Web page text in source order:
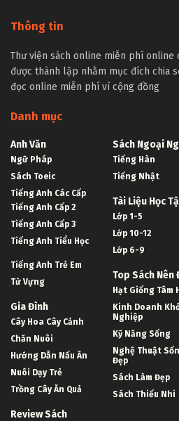
Thông tin
Thư viện sách online miễn phí online
được thành lập nhằm mục đích chia
đọc online miễn phí vì cộng đồng
Danh mục
Anh Văn
Ngữ Pháp
Sách Toeic
Tiếng Anh Các Cấp
Tiếng Anh Cấp 2
Tiếng Anh Cấp 3
Tiếng Anh Tiểu Học
Tiếng Anh Trẻ Em
Từ Vựng
Gia Đình
Cây Hoa Cây Cảnh
Chăn Nuôi
Hướng Dẫn Nấu Ăn
Nuôi Dạy Trẻ
Trồng Cây Ăn Quả
Review Sách
Sách Ngoại
Tiếng Hàn
Tiếng Nhật
Tài Liệu Học
Lớp 1-5
Lớp 10-12
Lớp 6-9
Top Sách Nên
Hạt Giống Tâm
Kinh Doanh
Nghiệp
Kỹ Năng Sống
Nghệ Thuật
Đẹp
Sách Làm Đẹp
Sách Thiếu Nhi